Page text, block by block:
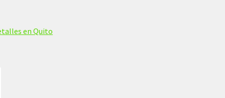
en Quito